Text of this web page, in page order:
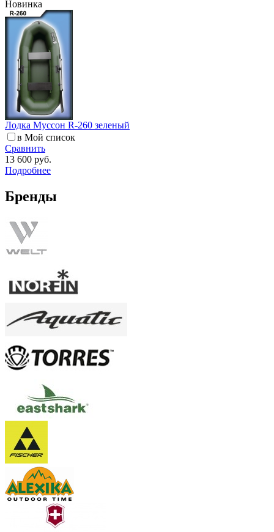
Новинка
Лодка Муссон R-260 зеленый
в Мой список
Сравнить
13 600 руб.
Подробнее
Бренды